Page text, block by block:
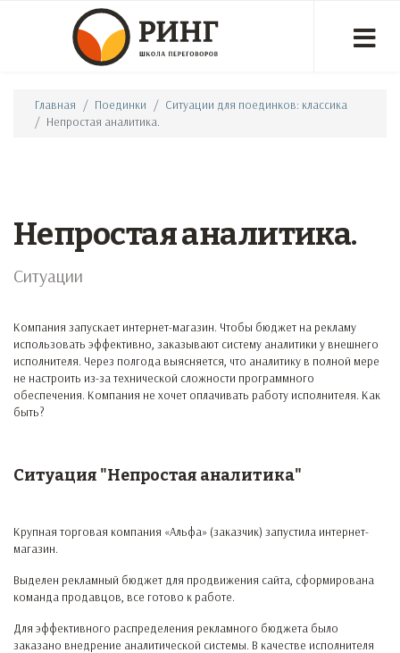
Главная Поединки
Ситуации для поединков: классика
Непростая аналитика.
Непростая аналитика.
Ситуации
Компания запускает интернет-магазин. Чтобы бюджет на рекламу
использовать эффективно, заказывают систему аналитики у внешнего
исполнителя. Через полгода выясняется, что аналитику в полной мере
не настроить из-за технической сложности программного
обеспечения. Компания не хочет оплачивать работу исполнителя. Как
быть?
Ситуация "Непростая аналитика"
Крупная торговая компания «Альфа» (заказчик) запустила интернет-
магазин.
Выделен рекламный бюджет для продвижения сайта, сформирована
команда продавцов, все готово к работе.
Для эффективного распределения рекламного бюджета было
заказано внедрение аналитической системы. В качестве исполнителя